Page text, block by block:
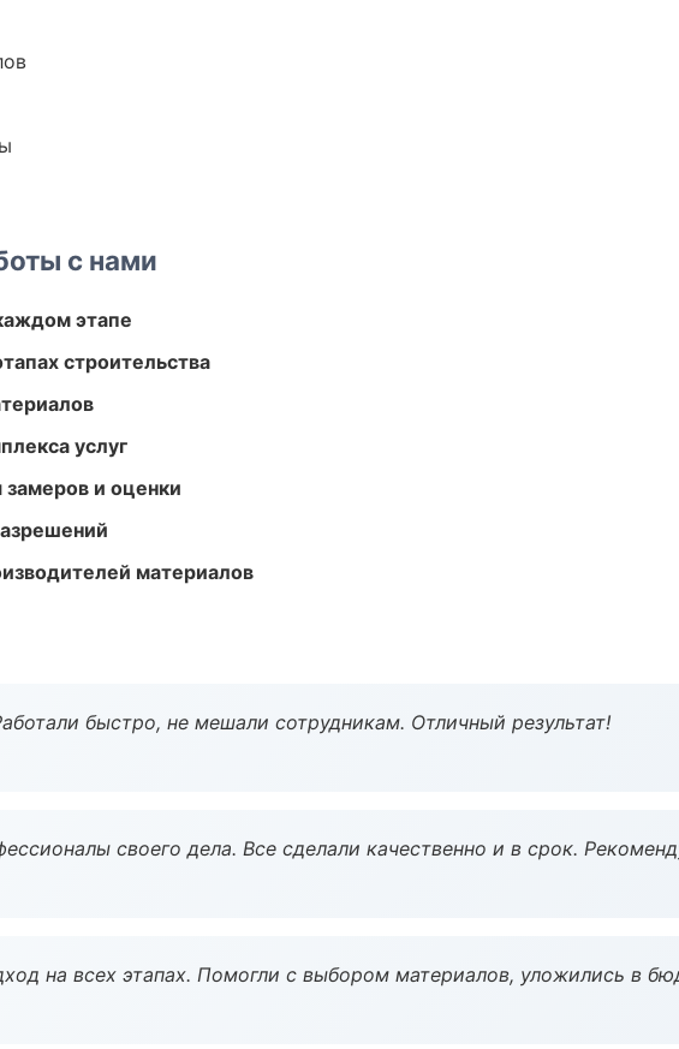
с нами
этапе
строительства
услуг
и оценки
материалов
быстро, не мешали сотрудникам. Отличный результат!
своего дела. Все сделали качественно и в срок.
на всех этапах. Помогли с выбором материалов, уложились в